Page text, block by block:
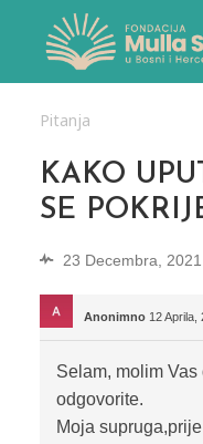
Pitanja
KAKO
SE
23 Decembra, 2021
Anonimno 12 Aprila,
Selam, molim
odgovorite.
Moja